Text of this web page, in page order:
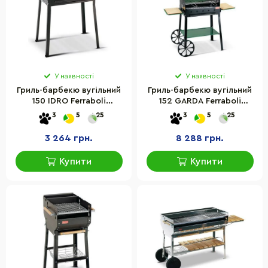
У наявності
Гриль-барбекю вугільний
150 IDRO Ferraboli
8003277001505 металевий
3 5 25
3 264 грн.
Купити
У наявності
Гриль-барбекю вугільний
152 GARDA Ferraboli
8003277001529 з двома
бічними полицями
3 5 25
8 288 грн.
Купити